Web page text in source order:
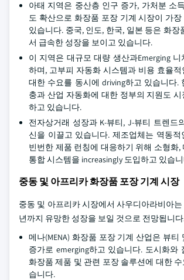
아태 지역은 중산층 인구 증가, 가처분 소
도 확산으로 화장품 포장 기계 시장이 가
있습니다. 중국, 인도, 한국, 일본 등은 화장
서 급속한 성장을 보이고 있습니다.
이 지역은 대규모 대량 생산과Emerging
하며, 고부피 자동화 시스템과 비용 효율
대한 수요를 동시에 driving하고 있습니다.
충과 산업 자동화에 대한 정부의 지원도
하고 있습니다.
전자상거래 성장과 K-뷰티, J-뷰티 트렌드
신을 이끌고 있습니다. 제조업체는 역동
빈번한 제품 런칭에 대응하기 위해 소형화,
통합 시스템을 increasingly 도입하고 있습
중동 및 아프리카 화장품 포장 기계 시장
중동 및 아프리카 시장에서 사우디아라비아는
년까지 유망한 성장을 보일 것으로 전망됩니
메나(MENA) 화장품 포장 기계 산업은 뷰티
증가로 emerging하고 있습니다. 도시화와
화장품 제품 및 관련 포장 솔루션에 대한
습니다.